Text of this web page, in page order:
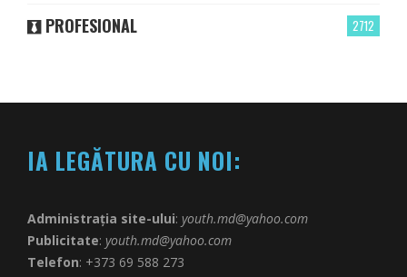
2712
PROFESIONAL
IA LEGĂTURA CU NOI:
Administrația site-ului: youth.md@yahoo.com
Publicitate: youth.md@yahoo.com
Telefon: +373 69 588 273